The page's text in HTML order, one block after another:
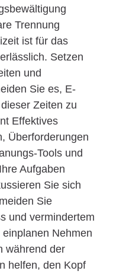
Trennung
ist für das
Setzen
und
Sie es, E-
Zeiten zu
Effektives
Überforderungen
Tools und
Aufgaben
Sie sich
Sie
und vermindertem
Nehmen
während der
helfen, den Kopf